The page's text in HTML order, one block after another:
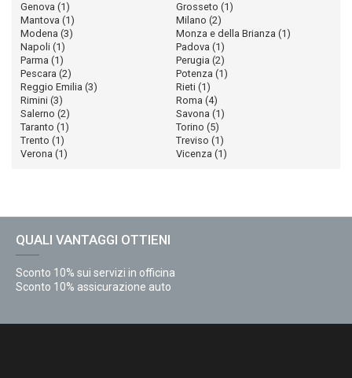
Genova (1) Grosseto (1)
Mantova (1) Milano (2)
Modena (3) Monza e della Brianza (1)
Napoli (1) Padova (1)
Parma (1) Perugia (2)
Pescara (2) Potenza (1)
Reggio Emilia (3) Rieti (1)
Rimini (3) Roma (4)
Salerno (2) Savona (1)
Taranto (1) Torino (5)
Trento (1) Treviso (1)
Verona (1) Vicenza (1)
QUALI VANTAGGI OTTIENI
Sconto 10% sui servizi in officina
Sconto 10% assicurazione auto